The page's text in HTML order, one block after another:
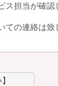
ス担当が確認
ての連絡は致